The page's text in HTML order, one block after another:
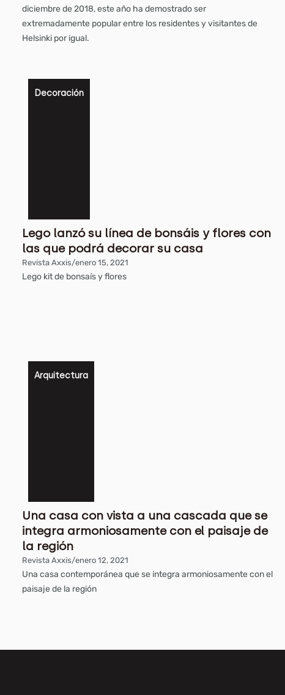
diciembre de 2018, este año ha demostrado ser
extremadamente popular entre los residentes y visitantes de
Helsinki por igual.
Decoración
Lego lanzó su línea de bonsáis y flores con
las que podrá decorar su casa
Revista Axxis/enero 15, 2021
Lego kit de bonsaís y flores
Arquitectura
Una casa con vista a una cascada que se
integra armoniosamente con el paisaje de
la región
Revista Axxis/enero 12, 2021
Una casa contemporánea que se integra armoniosamente con el
paisaje de la región